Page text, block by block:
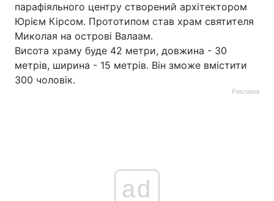
парафіяльного центру створений архітектором
Юрієм Кірсом. Прототипом став храм святителя
Миколая на острові Валаам.
Висота храму буде 42 метри, довжина - 30
метрів, ширина - 15 метрів. Він зможе вмістити
300 чоловік.
Реклама
ad